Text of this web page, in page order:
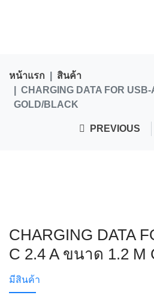
หน้าแรก
สินค้า
CHARGING DATA FOR
GOLD/BLACK
PREVIOUS
CHARGING DATA
C 2.4 A ขนาด 1.2 M
มีสินค้า